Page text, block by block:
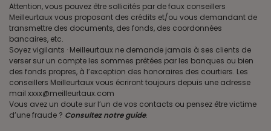
Attention, vous pouvez être sollicités par de faux conseillers
Meilleurtaux vous proposant des crédits et/ou vous demandant de
transmettre des documents, des fonds, des coordonnées
bancaires, etc.
Soyez vigilants · Meilleurtaux ne demande jamais à ses clients de
verser sur un compte les sommes prêtées par les banques ou bien
des fonds propres, à l’exception des honoraires des courtiers. Les
conseillers Meilleurtaux vous écriront toujours depuis une adresse
mail xxxx@meilleurtaux.com
Vous avez un doute sur l’un de vos contacts ou pensez être victime
d’une fraude ? Consultez notre guide.